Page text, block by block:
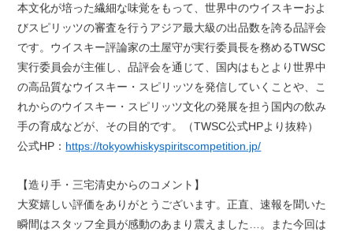
本文化が培った繊細な味覚をもって、世界中のウイスキーおよ
びスピリッツの審査を行うアジア最大級の出品数を誇る品評会
です。ウイスキー評論家の土屋守が実行委員長を務めるTWSC
実行委員会が主催し、品評会を通じて、国内はもとより世界中
の高品質なウイスキー・スピリッツを発信していくことや、こ
れからのウイスキー・スピリッツ文化の発展を担う国内の飲み
手の育成などが、その目的です。（TWSC公式HPより抜粋）
公式HP：https://tokyowhiskyspiritscompetition.jp/
【造り手・三宅清史からのコメント】
大変嬉しい評価をありがとうございます。正直、速報を聞いた
瞬間はスタッフ全員が感動のあまり震えました…。また今回は